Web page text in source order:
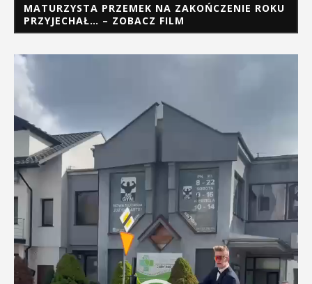
MATURZYSTA PRZEMEK NA ZAKOŃCZENIE ROKU
PRZYJECHAŁ… – ZOBACZ FILM
Odtwarzacz